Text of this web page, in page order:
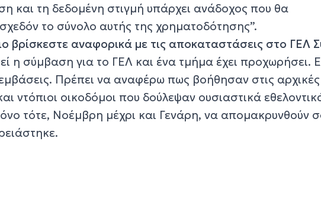
και τη δεδομένη στιγμή υπάρχει ανάδοχος που θα
το σύνολο αυτής της χρηματοδότησης”.
βρίσκεστε αναφορικά με τις αποκαταστάσεις στο ΓΕΛ
η σύμβαση για το ΓΕΛ και ένα τμήμα έχει προχωρήσει.
Πρέπει να αναφέρω πως βοήθησαν στις αρχικές
ντόπιοι οικοδόμοι που δούλεψαν ουσιαστικά
τότε, Νοέμβρη μέχρι και Γενάρη, να απομακρυνθούν